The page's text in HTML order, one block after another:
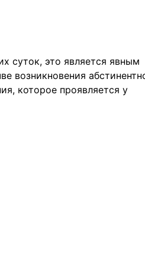
суток, это является явным
возникновения
которое проявляется у